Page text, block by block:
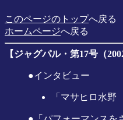
このページのトップへ戻る
ホームページへ戻る
【ジャグパル・第17号（
●インタビュー
「マサヒロ水